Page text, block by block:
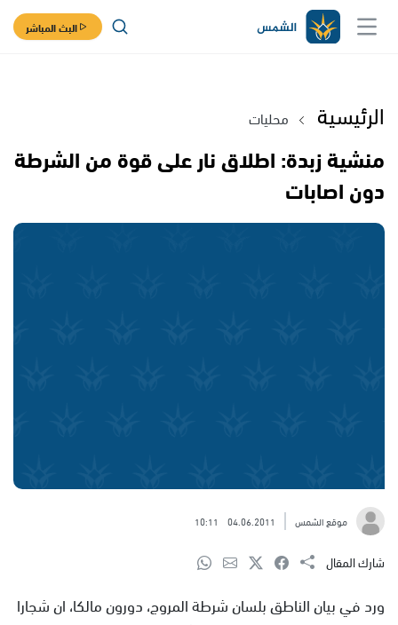
البث المباشر
الرئيسية محليات
منشية زبدة: اطلاق نار على قوة من الشرطة
دون اصابات
موقع الشمس 04.06.2011
10:11
شارك المقال
ورد في بيان الناطق بلسان شرطة المروج، دورون مالكا، ان شجارا